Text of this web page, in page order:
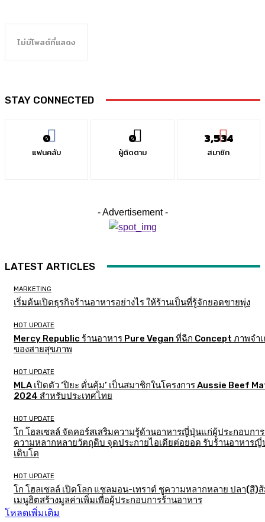
ไม่มีโพสต์ที่แสดง
STAY CONNECTED
0
แฟนคลับ
0
ผู้ติดตาม
3,534
สมาชิก
- Advertisement -
LATEST ARTICLES
MARKETING
เริ่มต้นเปิดธุรกิจร้านอาหารอย่างไร ให้ร้านเป็นที่รู้จักยอดขายพุ่ง
HOT UPDATE
Mercy Republic ร้านอาหาร Pure Vegan ที่ฉีก Concept ภาพจำเ
ของสายสุขภาพ
HOT UPDATE
MLA เปิดตัว ‘ปิยะ ดั่นคุ้ม’ เป็นสมาชิกในโครงการ Aussie Beef
2024 สำหรับประเทศไทย
HOT UPDATE
โก โฮลเซลล์ จัดคอร์สเสริมความรู้ด้านอาหารญี่ปุ่นแก่ผู้ประกอบกา
ความหลากหลายวัตถุดิบ จุดประกายไอเดียต่อยอด รับร้านอาหาร
เติบโต
HOT UPDATE
โก โฮลเซลล์ เปิดโลก แซลมอน-เทราต์ ชูความหลากหลาย ปลา(สี)
เมนูฮิตสร้างมูลค่าเพิ่มเพื่อผู้ประกอบการร้านอาหาร
โหลดเพิ่มเติม